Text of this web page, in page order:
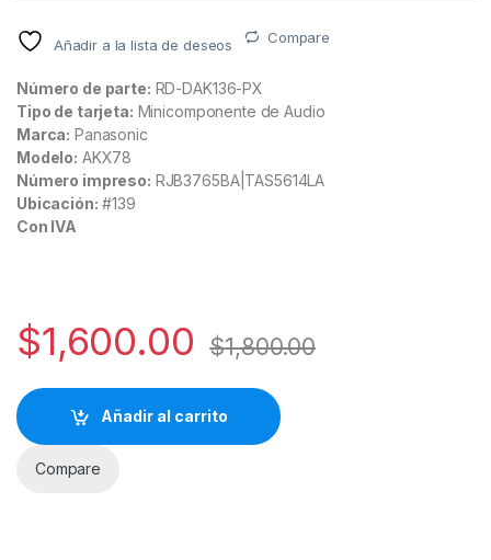
Añadir a la lista de deseos Compare
Número de parte: RD-DAK136-PX
Tipo de tarjeta: Minicomponente de Audio
Marca: Panasonic
Modelo: AKX78
Número impreso: RJB3765BA|TAS5614LA
Ubicación: #139
Con IVA
$1,600.00 $1,800.00
Añadir al carrito
Compare